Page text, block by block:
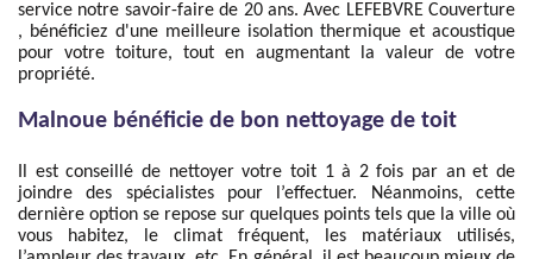
service notre savoir-faire de 20 ans. Avec LEFEBVRE Couverture
, bénéficiez d'une meilleure isolation thermique et acoustique
pour votre toiture, tout en augmentant la valeur de votre
propriété.
Malnoue bénéficie de bon nettoyage de toit
Il est conseillé de nettoyer votre toit 1 à 2 fois par an et de
joindre des spécialistes pour l’effectuer. Néanmoins, cette
dernière option se repose sur quelques points tels que la ville où
vous habitez, le climat fréquent, les matériaux utilisés,